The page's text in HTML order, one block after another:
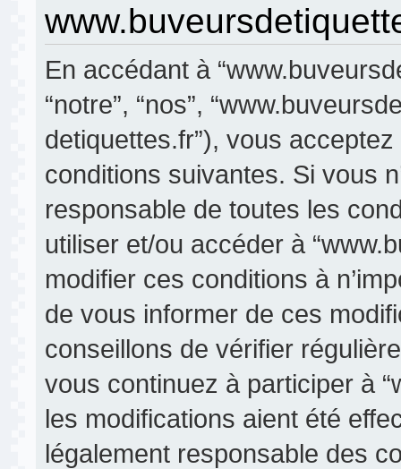
En accédant à
“notre”, “nos”,
detiquettes.fr”), vous
conditions suivantes. Si vous
responsable de toutes les
utiliser et/ou accéder à
modifier ces conditions à
de vous informer de ces
conseillons de vérifier
vous continuez à participer à
les modifications aient été
légalement responsable des